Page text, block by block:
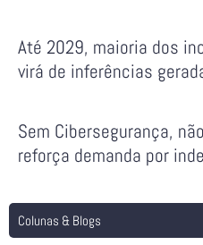
Até 2029, maioria dos
virá de inferências
Sem Cibersegurança,
reforça demanda por
Colunas & Blogs